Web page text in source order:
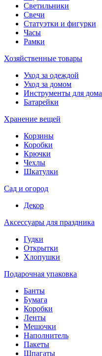
Светильники
Свечи
Статуэтки и фигурки
Часы
Рамки
Хозяйственные товары
Уход за одеждой
Уход за домом
Инструменты для дома
Батарейки
Хранение вещей
Корзины
Коробки
Крючки
Чехлы
Шкатулки
Сад и огород
Декор
Аксессуары для праздника
Гудки
Открытки
Хлопушки
Подарочная упаковка
Банты
Бумага
Коробки
Ленты
Мешочки
Наполнитель
Пакеты
Шпагаты